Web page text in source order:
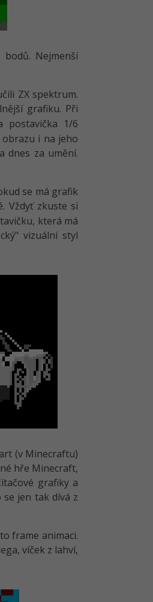
Nejmenší
ZX spektrum.
grafiku. Při
postavička 1/6
i na jeho
dnes za umění.
se má grafik
Vždyť zkuste si
která má
vizuální styl
(v Minecraftu)
hře Minecraft,
grafiky a
jen tak dívá z
frame animaci.
víček z lahví,